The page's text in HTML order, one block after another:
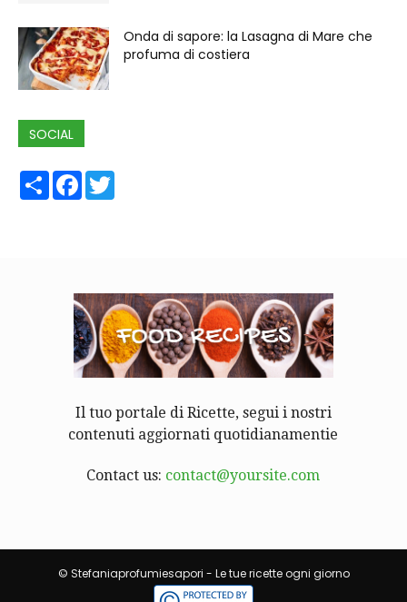
Onda di sapore: la Lasagna di Mare che
profuma di costiera
SOCIAL
ShareFacebook
Il tuo portale di Ricette, segui i nostri
contenuti aggiornati quotidianamentie
Contact us: contact@yoursite.com
© Stefaniaprofumiesapori - Le tue ricette ogni giorno